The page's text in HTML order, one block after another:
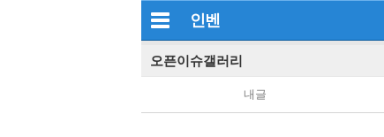
인벤
오픈이슈갤러리
내글